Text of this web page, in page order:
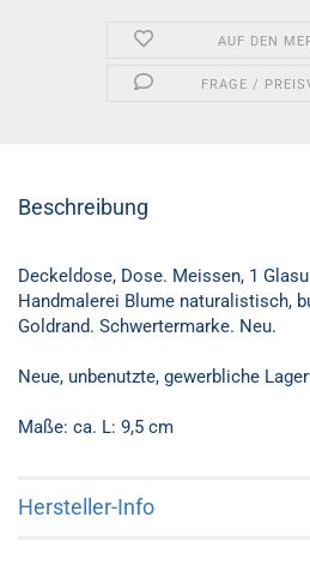
AUF DEN
FRAGE /
Beschreibung
Deckeldose, Dose. Meissen, 1
Handmalerei Blume naturalistisch,
Goldrand. Schwertermarke. Neu.
Neue, unbenutzte, gewerbliche
Maße: ca. L: 9,5 cm
Hersteller-Info